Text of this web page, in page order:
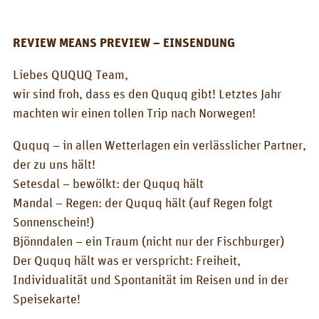
KombiBox
MidiBox
BusBox-1/2
BusBox-4
D-Box
G-Box
GrenBox
Küchenboxen
REVIEW MEANS PREVIEW – EINSENDUNG
Liebes QUQUQ Team,
wir sind froh, dass es den Ququq gibt! Letztes Jahr
machten wir einen tollen Trip nach Norwegen!
Ququq – in allen Wetterlagen ein verlässlicher Partner,
der zu uns hält!
Setesdal – bewölkt: der Ququq hält
Mandal – Regen: der Ququq hält (auf Regen folgt
Sonnenschein!)
Bjönndalen – ein Traum (nicht nur der Fischburger)
Der Ququq hält was er verspricht: Freiheit,
Individualität und Spontanität im Reisen und in der
Speisekarte!